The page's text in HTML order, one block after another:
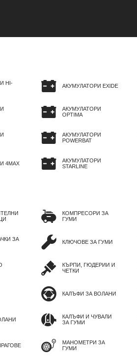
HI-
4MAX
АКУМУЛАТОРИ EXIDE
АКУМУЛАТОРИ
OPTIMA
АКУМУЛАТОРИ
POWERBAT
АКУМУЛАТОРИ
STARLINE
ЗА
КОМПРЕСОРИ ЗА
ГУМИ
КЛЮЧОВЕ ЗА ГУМИ
КЪРПИ, ГЮДЕРИИ И
ЧЕТКИ
КАЛЪФИ ЗА ВОЛАНИ
КАЛЪФИ И ЧУВАЛИ
ЗА ГУМИ
МАНОМЕТРИ ЗА
ГУМИ